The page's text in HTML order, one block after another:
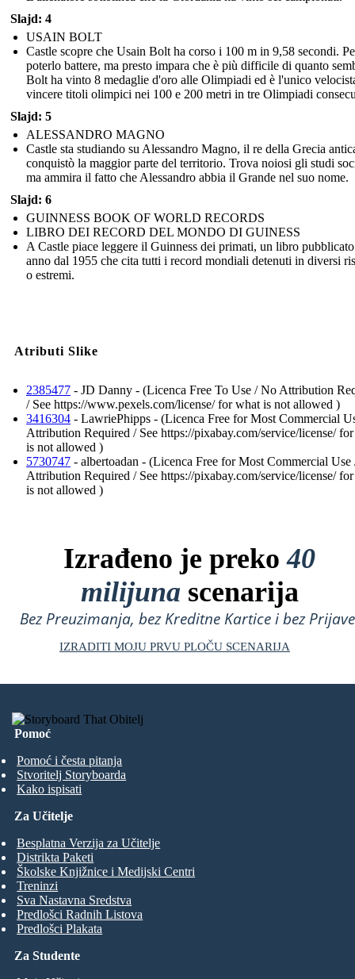
Slajd: 4
USAIN BOLT
Castle scopre che Usain Bolt ha corso i 100 m in 9,58 secondi.
poterlo battere, ma presto impara che è più difficile di quanto
Bolt ha vinto 8 medaglie d'oro alle Olimpiadi ed è l'unico
vincere titoli olimpici nei 100 e 200 metri in tre Olimpiadi
Slajd: 5
ALESSANDRO MAGNO
Castle sta studiando su Alessandro Magno, il re della Grecia
conquistò la maggior parte del territorio. Trova noiosi gli studi
ma ammira il fatto che Alessandro abbia il Grande nel suo nome.
Slajd: 6
GUINNESS BOOK OF WORLD RECORDS
LIBRO DEI RECORD DEL MONDO DI GUINESS
A Castle piace leggere il Guinness dei primati, un libro
anno dal 1955 che cita tutti i record mondiali detenuti in diversi
o estremi.
Atributi Slike
2385477 - JD Danny - (Licenca Free To Use / No Attribution
/ See https://www.pexels.com/license/ for what is not allowed )
3416304 - LawriePhipps - (Licenca Free for Most Commercial
Attribution Required / See https://pixabay.com/service/license/
is not allowed )
5730747 - albertoadan - (Licenca Free for Most Commercial Use
Attribution Required / See https://pixabay.com/service/license/
is not allowed )
Izrađeno je preko40
milijuna scenarija
Bez Preuzimanja, bez Kreditne Kartice i bez
IZRADITI MOJU PRVU PLOČU SCENARIJA
Pomoć
Pomoć i česta pitanja
Stvoritelj Storyboarda
Kako ispisati
Za Studente
Za Učitelje
Besplatna Verzija za Učitelje
Distrikta Paketi
Školske Knjižnice i Medijski Centri
Treninzi
Sva Nastavna Sredstva
Predlošci Radnih Listova
Predlošci Plakata